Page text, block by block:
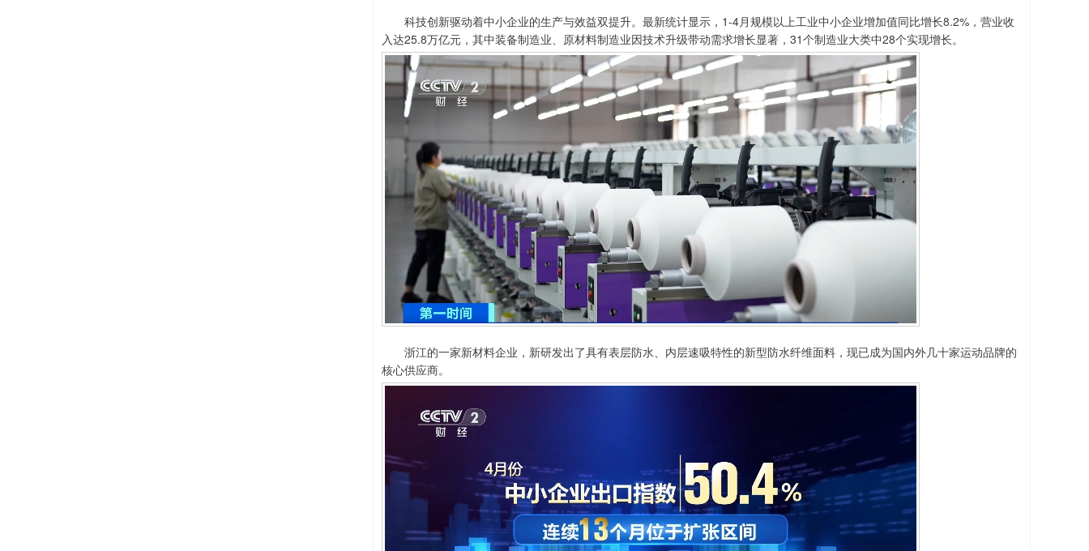
科技创新驱动着中小企业的生产与效益双提升。最新统计显示，1-4月规模以上工业中小企业增加值同比增长8.2%，营业收
入达25.8万亿元，其中装备制造业、原材料制造业因技术升级带动需求增长显著，31个制造业大类中28个实现增长。
浙江的一家新材料企业，新研发出了具有表层防水、内层速吸特性的新型防水纤维面料，现已成为国内外几十家运动品牌的
核心供应商。